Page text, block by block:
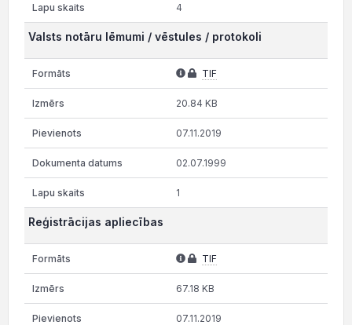
4
Valsts notāru lēmumi / vēstules / protokoli
TIF
20.84 KB
07.11.2019
02.07.1999
1
Reģistrācijas apliecības
TIF
67.18 KB
07.11.2019